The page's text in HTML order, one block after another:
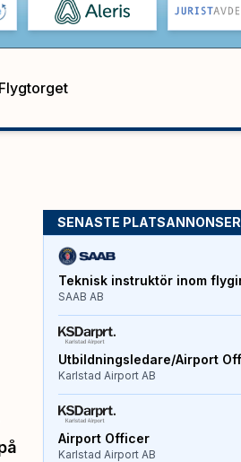
SENASTE
Teknisk instruktör inom
SAAB AB
Utbildningsledare/Airport
Karlstad Airport AB
Airport Officer
Karlstad Airport AB